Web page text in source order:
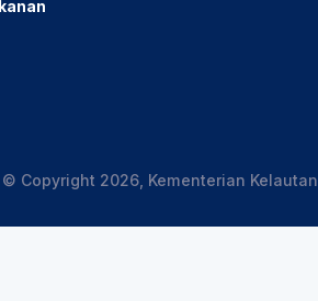
© Copyright 2026, Kementerian